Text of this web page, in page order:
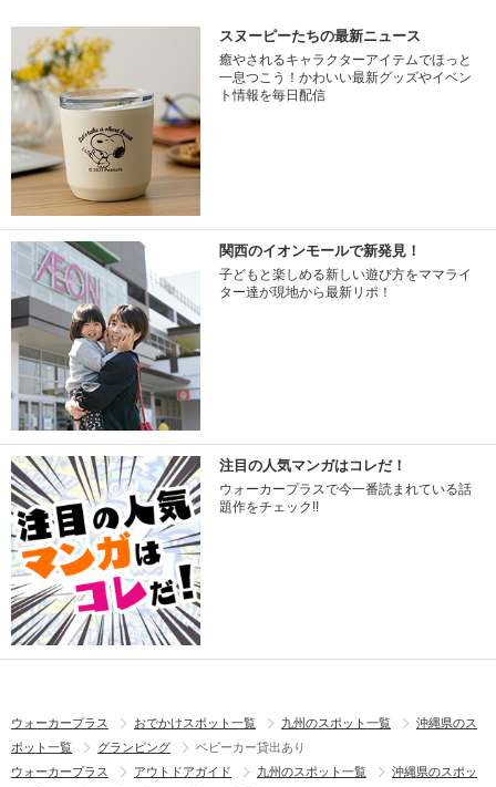
スヌーピーたちの最新ニュース
癒やされるキャラクターアイテムでほっと
一息つこう！かわいい最新グッズやイベン
ト情報を毎日配信
関西のイオンモールで新発見！
子どもと楽しめる新しい遊び方をママライ
ター達が現地から最新リポ！
注目の人気マンガはコレだ！
ウォーカープラスで今一番読まれている話
題作をチェック!!
ウォーカープラス おでかけスポット一覧 九州のスポット一覧
沖縄県のス
ポット一覧
グランピング
ベビーカー貸出あり
ウォーカープラス
アウトドアガイド 九州のスポット一覧
沖縄県のスポッ